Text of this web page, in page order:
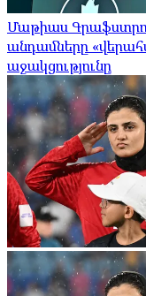
Մաթիաս
անդամները
աջակցությունը